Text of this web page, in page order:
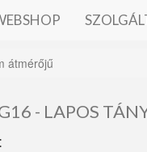
átmérőjű
- LAPOS